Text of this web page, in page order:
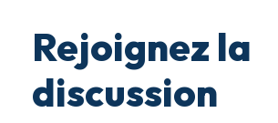
Rejoignez la
discussion